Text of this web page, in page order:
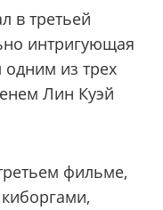
в третьей
интригующая
из трех
Лин Куэй
фильме,